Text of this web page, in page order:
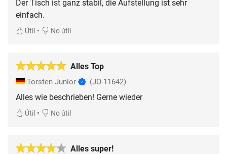
Der Tisch ist ganz stabil, die Aufstellung ist sehr
einfach.
Útil • No útil
Alles Top
Torsten Junior (JO-11642)
Útil • No útil
Alles super!